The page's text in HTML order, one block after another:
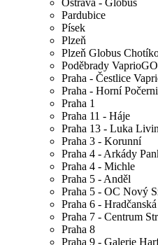
Ostrava - Globus
Pardubice
Písek
Plzeň
Plzeň Globus
Poděbrady VaprioGO
Praha - Čestlice
Praha - Horní
Praha 1
Praha 11 - Háje
Praha 13 - Luka
Praha 3 - Korunní
Praha 4 - Arkády
Praha 4 - Michle
Praha 5 - Anděl
Praha 5 - OC Nový
Praha 6 - Hradčanská
Praha 7 - Centrum
Praha 8
Praha 9 - Galerie